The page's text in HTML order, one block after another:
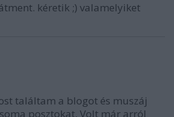
kéretik ;) valamelyiket
találtam a blogot és muszáj
posztokat. Volt már arról